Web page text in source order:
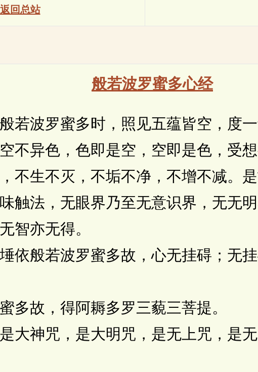
返回总站
般若波罗蜜多心经
罗蜜多时，照见五蕴皆空，度一
异色，色即是空，空即是色，受
生不灭，不垢不净，不增不减。
触法，无眼界乃至无意识界，无无
智亦无得。
般若波罗蜜多故，心无挂碍；无
故，得阿耨多罗三藐三菩提。
神咒，是大明咒，是无上咒，是